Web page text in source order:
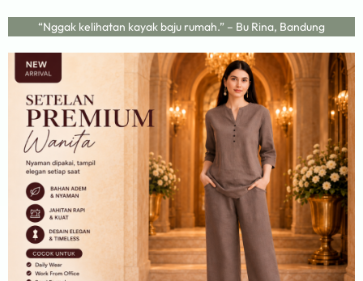
“Nggak kelihatan kayak baju rumah.” – Bu Rina, Bandung